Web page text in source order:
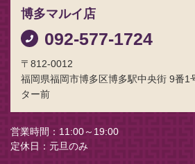
博多マルイ店
092-577-1724
〒812-0012
福岡県福岡市博多区博多駅中央街 9番1
ター前
営業時間
11:00～19:00
定休日
元旦のみ